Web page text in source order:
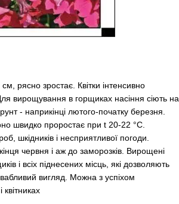
рясно зростає. Квітки інтенсивно
вирощування в горщиках насіння сіють на
- наприкінці лютого-початку березня.
швидко проростає при t 20-22 °С.
шкідників і несприятливої ​​погоди.
червня і аж до заморозків. Вирощені
і всіх піднесених місць, які дозволяють
вигляд. Можна з успіхом